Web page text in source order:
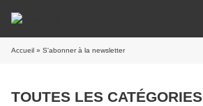
Accueil » S'abonner à la newsletter
TOUTES LES CATÉGORIES